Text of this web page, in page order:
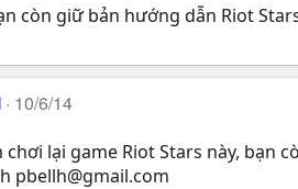
còn giữ bản hướng dẫn Riot
10/6/14
lại game Riot Stars này, bạn
pbellh@gmail.com